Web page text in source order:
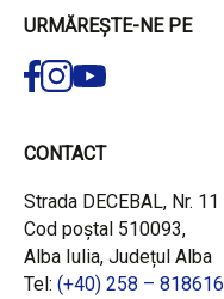
URMĂREȘTE-NE PE
CONTACT
Strada DECEBAL, Nr. 11
Cod poștal 510093,
Alba Iulia, Județul Alba
Tel: (+40) 258 – 818616